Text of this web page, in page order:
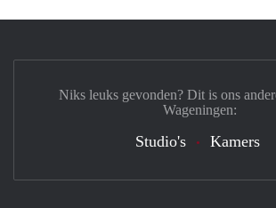
Niks leuks gevonden? Dit is ons
Wageningen:
Studio's Kamers